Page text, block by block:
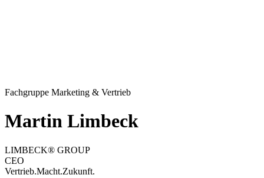
Fachgruppe Marketing & Vertrieb
Martin Limbeck
LIMBECK® GROUP
CEO
Vertrieb.Macht.Zukunft.